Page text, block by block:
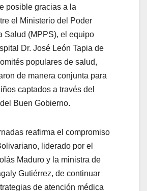
posible gracias a la
el Ministerio del Poder
Salud (MPPS), el equipo
Dr. José León Tapia de
populares de salud,
de manera conjunta para
captados a través del
Buen Gobierno.
reafirma el compromiso
liderado por el
Maduro y la ministra de
Gutiérrez, de continuar
de atención médica